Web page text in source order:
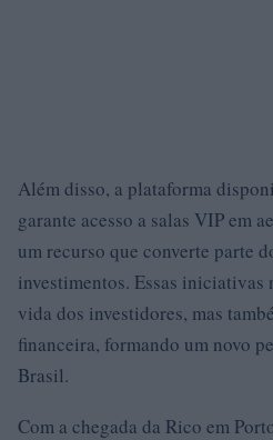
Além disso, a plataforma
garante acesso a salas VIP em
um recurso que converte parte
investimentos. Essas iniciativas
vida dos investidores, mas
financeira, formando um novo
Brasil.
Com a chegada da Rico em